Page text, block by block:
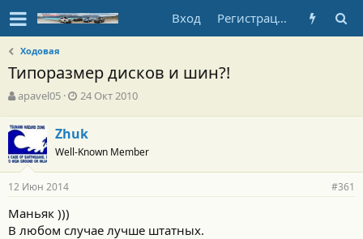
Вход Регистрация
Ходовая
Типоразмер дисков и шин?!
А
т
о
р
т
е
м
ы
apavel05
Д
а
н
а
а
24 Окт 2010
Zhuk
Well-Known Member
12 Июн 2014 #361
Маньяк )))
В любом случае лучше штатных.